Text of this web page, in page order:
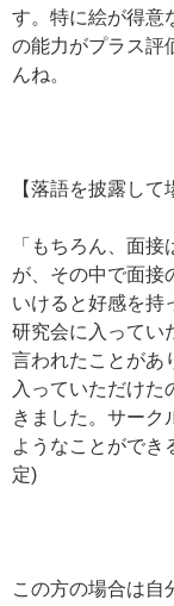
す。特に絵が得意
の能力がプラス評
んね。
【落語を披露して
「もちろん、面
が、その中で面接
いけると好感を持
研究会に入ってい
言われたことがあ
入っていただけた
きました。サーク
ようなことができ
定)
この方の場合は自